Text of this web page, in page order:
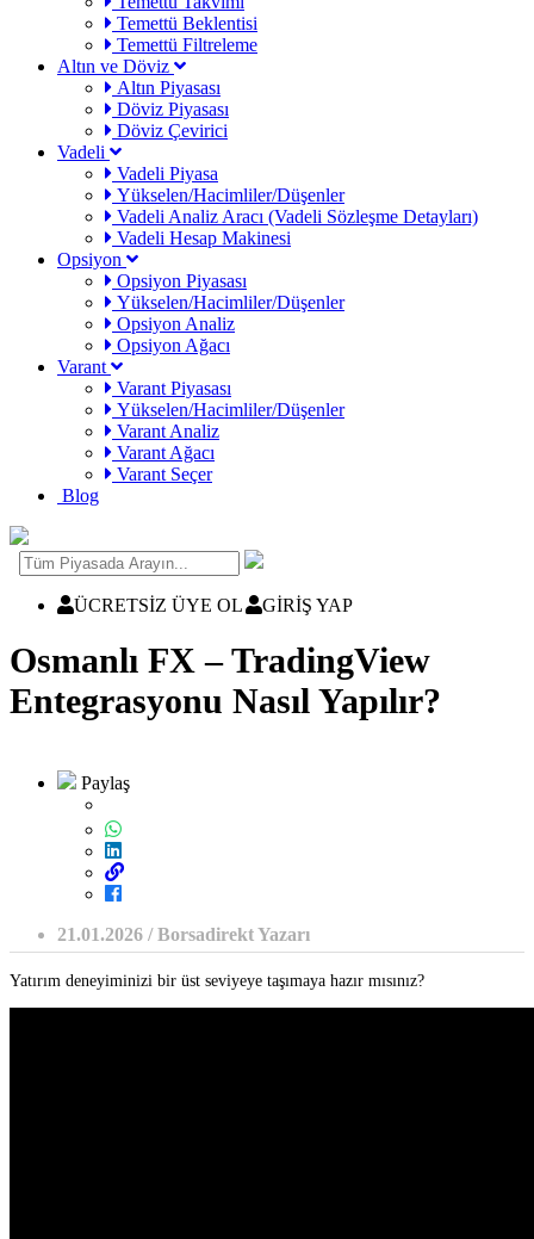
Temettü Beklentisi
Temettü Filtreleme
Altın ve Döviz
Altın Piyasası
Döviz Piyasası
Döviz Çevirici
Vadeli
Vadeli Piyasa
Yükselen/Hacimliler/Düşenler
Vadeli Analiz Aracı (Vadeli Sözleşme Detayları)
Vadeli Hesap Makinesi
Opsiyon
Opsiyon Piyasası
Yükselen/Hacimliler/Düşenler
Opsiyon Analiz
Opsiyon Ağacı
Varant
Varant Piyasası
Yükselen/Hacimliler/Düşenler
Varant Analiz
Varant Ağacı
Varant Seçer
Blog
ÜCRETSİZ ÜYE OL GİRİŞ YAP
Osmanlı FX – TradingView
Entegrasyonu Nasıl Yapılır?
Paylaş
21.01.2026 / Borsadirekt Yazarı
Yatırım deneyiminizi bir üst seviyeye taşımaya hazır mısınız?